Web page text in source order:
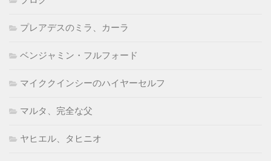
プレアデスのミラ、カーラ
ベンジャミン・フルフォード
マイククインシーのハイヤーセルフ
マルタ、完全な父
ヤヒエル、タヒニオ